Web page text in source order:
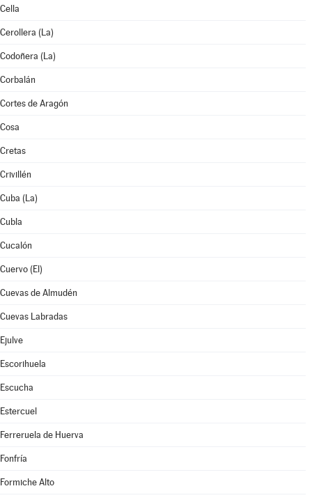
Cella
Cerollera (La)
Codoñera (La)
Corbalán
Cortes de Aragón
Cosa
Cretas
Crivillén
Cuba (La)
Cubla
Cucalón
Cuervo (El)
Cuevas de Almudén
Cuevas Labradas
Ejulve
Escorihuela
Escucha
Estercuel
Ferreruela de Huerva
Fonfría
Formiche Alto